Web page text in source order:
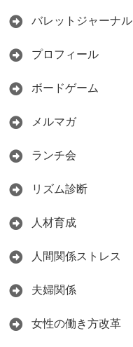
バレットジャーナル
プロフィール
ボードゲーム
メルマガ
ランチ会
リズム診断
人材育成
人間関係ストレス
夫婦関係
女性の働き方改革